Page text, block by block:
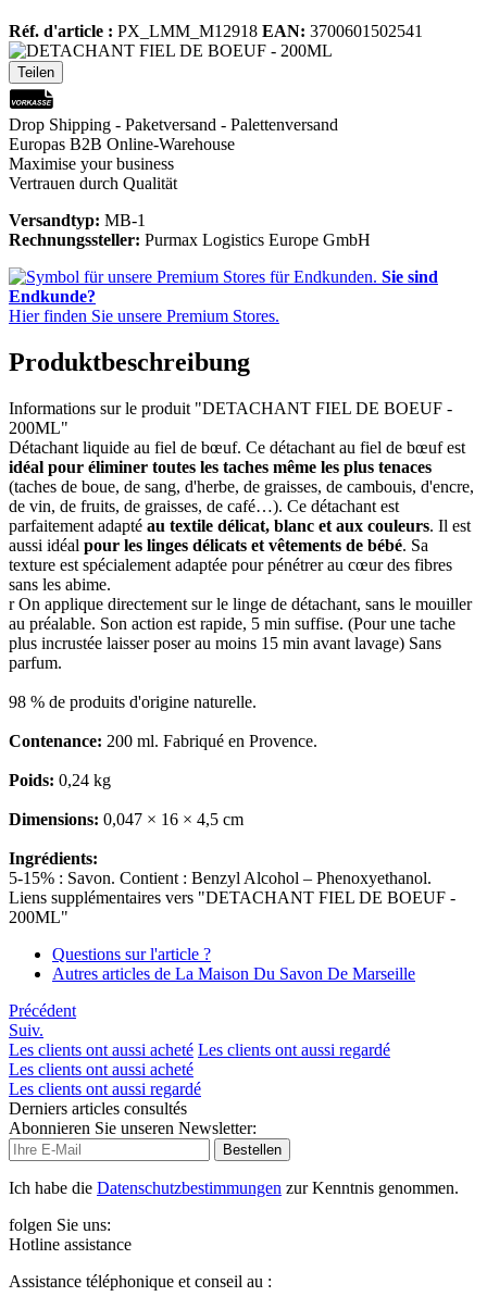
Réf. d'article : PX_LMM_M12918 EAN: 3700601502541
Teilen
Drop Shipping - Paketversand - Palettenversand
Europas B2B Online-Warehouse
Maximise your business
Vertrauen durch Qualität
Versandtyp: MB-1
Rechnungssteller: Purmax Logistics Europe GmbH
Sie sind
Endkunde?
Hier finden Sie unsere Premium Stores.
Produktbeschreibung
Informations sur le produit "DETACHANT FIEL DE BOEUF -
200ML"
Détachant liquide au fiel de bœuf. Ce détachant au fiel de bœuf est
idéal pour éliminer toutes les taches même les plus tenaces
(taches de boue, de sang, d'herbe, de graisses, de cambouis, d'encre,
de vin, de fruits, de graisses, de café…). Ce détachant est
parfaitement adapté au textile délicat, blanc et aux couleurs. Il est
aussi idéal pour les linges délicats et vêtements de bébé. Sa
texture est spécialement adaptée pour pénétrer au cœur des fibres
sans les abime.
r On applique directement sur le linge de détachant, sans le mouiller
au préalable. Son action est rapide, 5 min suffise. (Pour une tache
plus incrustée laisser poser au moins 15 min avant lavage) Sans
parfum.
98 % de produits d'origine naturelle.
Contenance: 200 ml. Fabriqué en Provence.
Poids: 0,24 kg
Dimensions: 0,047 × 16 × 4,5 cm
Ingrédients:
5-15% : Savon. Contient : Benzyl Alcohol – Phenoxyethanol.
Liens supplémentaires vers "DETACHANT FIEL DE BOEUF -
200ML"
Questions sur l'article ?
Autres articles de La Maison Du Savon De Marseille
Précédent
Suiv.
Les clients ont aussi acheté Les clients ont aussi regardé
Les clients ont aussi acheté
Les clients ont aussi regardé
Derniers articles consultés
Abonnieren Sie unseren Newsletter:
Bestellen
Ich habe die Datenschutzbestimmungen zur Kenntnis genommen.
folgen Sie uns:
Hotline assistance
Assistance téléphonique et conseil au :